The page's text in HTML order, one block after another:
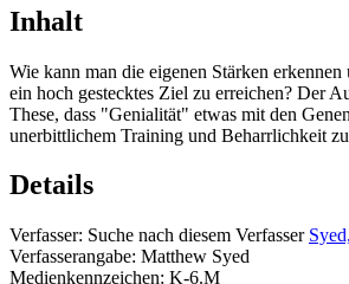
Inhalt
Wie kann man die eigenen Stärken
ein hoch gestecktes Ziel zu erreichen? Der
These, dass "Genialität" etwas mit den
unerbittlichem Training und Beharrlichkeit
Details
Verfasser: Suche nach diesem Verfasser
Verfasserangabe: Matthew Syed
Medienkennzeichen: K-6.M